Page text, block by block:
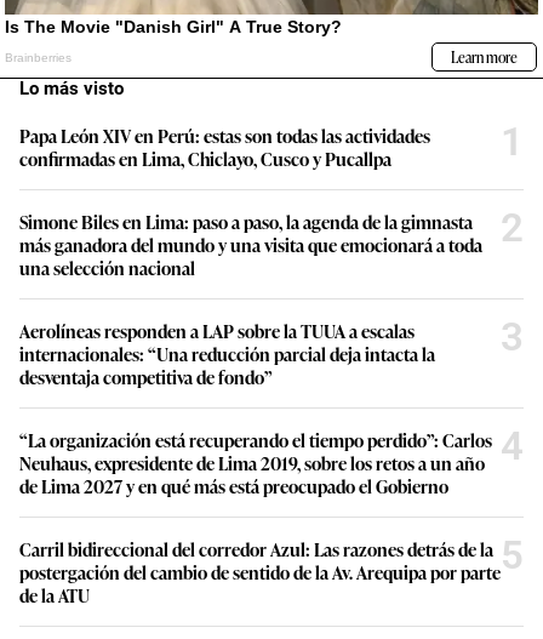
Lo más visto
Papa León XIV en Perú: estas son todas las actividades
confirmadas en Lima, Chiclayo, Cusco y Pucallpa
1
Simone Biles en Lima: paso a paso, la agenda de la gimnasta
más ganadora del mundo y una visita que emocionará a toda
una selección nacional
2
Aerolíneas responden a LAP sobre la TUUA a escalas
internacionales: “Una reducción parcial deja intacta la
desventaja competitiva de fondo”
3
“La organización está recuperando el tiempo perdido”: Carlos
Neuhaus, expresidente de Lima 2019, sobre los retos a un año
de Lima 2027 y en qué más está preocupado el Gobierno
4
Carril bidireccional del corredor Azul: Las razones detrás de la
postergación del cambio de sentido de la Av. Arequipa por parte
de la ATU
5